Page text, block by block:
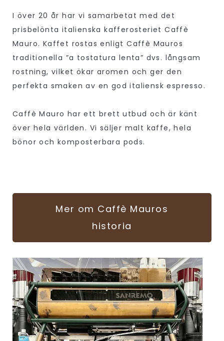
I över 20 år har vi samarbetat med det
prisbelönta italienska kafferosteriet Caffè
Mauro. Kaffet rostas enligt Caffè Mauros
traditionella ”a tostatura lenta” dvs. långsam
rostning, vilket ökar aromen och ger den
perfekta smaken av en god italiensk espresso.
Caffè Mauro har ett brett utbud och är känt
över hela världen. Vi säljer malt kaffe, hela
bönor och komposterbara pods.
Mer om Caffè Mauros
historia